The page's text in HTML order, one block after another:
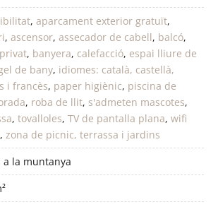
, aparcament exterior gratuït,
, ascensor, assecador de cabell, balcó,
, banyera, calefacció, espai lliure de
de bany, idiomes: català, castellà,
i francès, paper higiènic, piscina de
, roba de llit, s'admeten mascotes,
, tovalloles, TV de pantalla plana, wifi
, zona de picnic, terrassa i jardins
a la muntanya